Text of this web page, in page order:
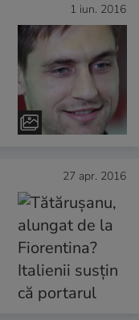
1 iun. 2016
27 apr. 2016